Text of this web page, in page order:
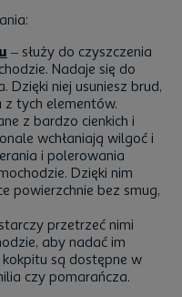
– służy do czyszczenia
Nadaje się do
Dzięki niej usuniesz brud,
z tych elementów.
z bardzo cienkich i
wchłaniają wilgoć i
i polerowania
Dzięki nim
powierzchnie bez smug,
przetrzeć nimi
aby nadać im
kokpitu są dostępne w
czy pomarańcza.